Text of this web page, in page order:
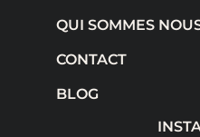
QUI SOMMES
CONTACT
BLOG